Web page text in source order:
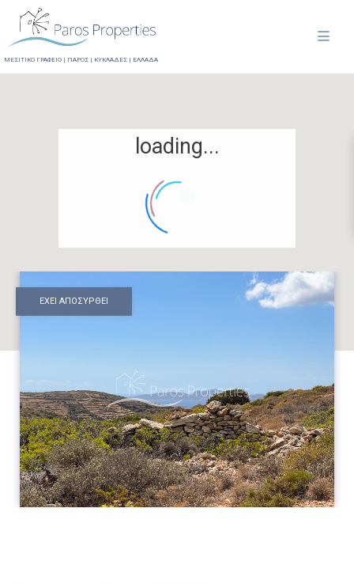
ΜΕΣΙΤΙΚΟ ΓΡΑΦΕΙΟ | ΠΑΡΟΣ | ΚΥΚΛΑΔΕΣ | ΕΛΛΑΔΑ
loading...
ΕΧΕΙ ΑΠΟΣΥΡΘΕΙ